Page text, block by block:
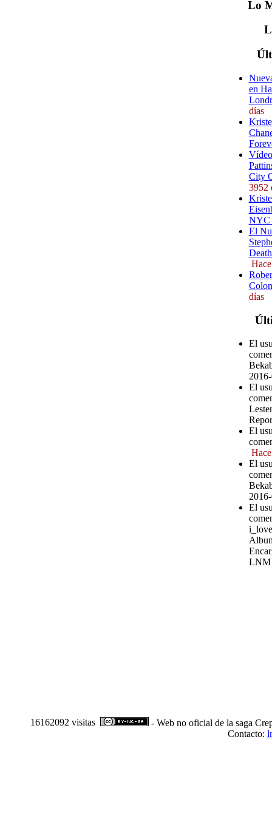
Lo
en
días
City
3952
NYC
El
días
El
El
El
El
El
LNM
16162092 visitas
- Web no oficial de la saga
Contacto: